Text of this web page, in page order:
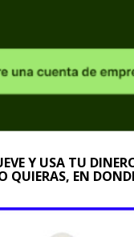
Y USA TU
QUIERAS, EN